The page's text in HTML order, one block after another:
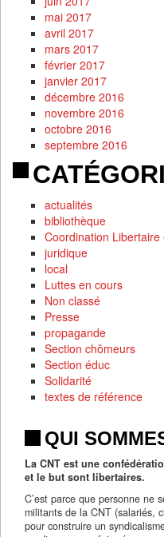
mai 2017
avril 2017
mars 2017
février 2017
janvier 2017
décembre 2016
novembre 2016
octobre 2016
septembre 2016
actualités
bibliothèque
Coordination Libertaire
juridique
local
Luttes en cours
Non classé
Presse
propagande
Section chômeurs
Section éduc
Solidarité
textes de référence
QUI
La CNT est une
et le but sont libertaires.
C’est parce que personne ne
militants de la CNT (salariés,
pour construire un